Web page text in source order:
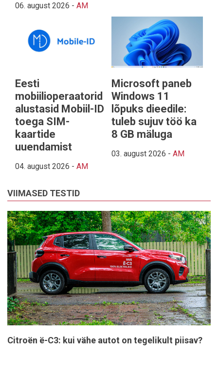
06. august 2026 - AM
Eesti
mobiilioperaatorid
alustasid Mobiil-ID
toega SIM-
kaartide
uuendamist
04. august 2026 - AM
Microsoft paneb
Windows 11
lõpuks dieedile:
tuleb sujuv töö ka
8 GB mäluga
03. august 2026 - AM
VIIMASED TESTID
Citroën ë-C3: kui vähe autot on tegelikult piisav?